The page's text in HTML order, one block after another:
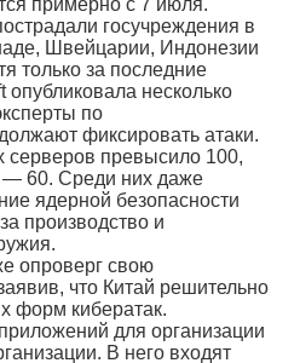
госучреждения в
Швейцарии, Индонезии
только за последние
опубликовала несколько
по
фиксировать атаки.
серверов превысило 100,
— 60. Среди них даже
ядерной безопасности
производство и
опроверг свою
что Китай решительно
форм кибератак.
для организации
В него входят